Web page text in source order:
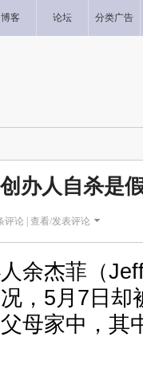
博客 论坛 分类广告
办人自杀是
评论 | 查看/发表评论
余杰菲（
，5月7日却
母家中，其